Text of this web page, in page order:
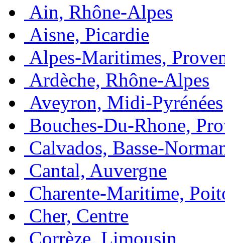
Ain, Rhône-Alpes
Aisne, Picardie
Alpes-Maritimes,
Ardèche, Rhône-Alpes
Aveyron, Midi-Pyrénées
Bouches-Du-Rhone,
Calvados, Basse-
Cantal, Auvergne
Charente-Maritime,
Cher, Centre
Corrèze, Limousin